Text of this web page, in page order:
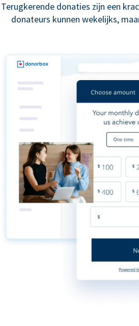
Terugkerende donaties zijn een
donateurs kunnen wekelijks,